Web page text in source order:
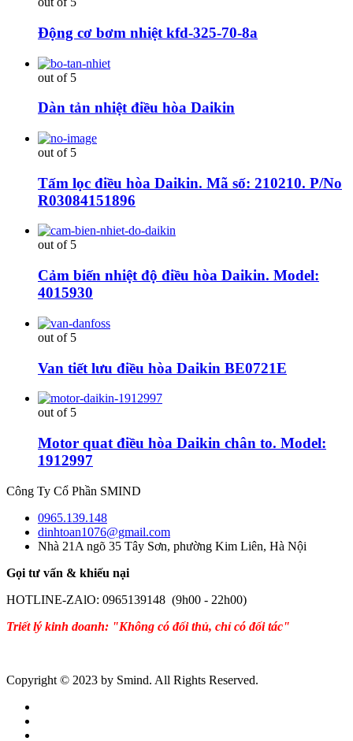
Động cơ bơm nhiệt kfd-325-70-8a
out of 5
Dàn tản nhiệt điều hòa Daikin
out of 5
Tấm lọc điều hòa Daikin. Mã số: 210210. P/No
R03084151896
out of 5
Cảm biến nhiệt độ điều hòa Daikin. Model:
4015930
out of 5
Van tiết lưu điều hòa Daikin BE0721E
out of 5
Motor quat điều hòa Daikin chân to. Model:
1912997
Công Ty Cổ Phần SMIND
0965.139.148
dinhtoan1076@gmail.com
Nhà 21A ngõ 35 Tây Sơn, phường Kim Liên, Hà Nội
Gọi tư vấn & khiếu nại
HOTLINE-ZAlO: 0965139148 (9h00 - 22h00)
Triết lý kinh doanh: "Không có đối thủ, chỉ có đối tác"
Copyright © 2023 by Smind. All Rights Reserved.